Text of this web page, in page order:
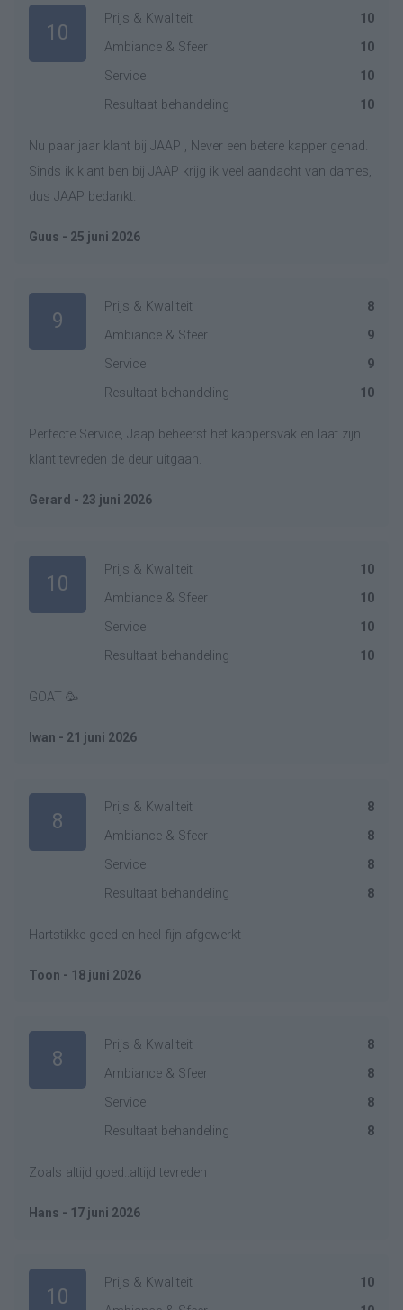
10
Prijs & Kwaliteit
10
Ambiance & Sfeer
10
Service
10
Resultaat behandeling
10
Nu paar jaar klant bij JAAP , Never een betere kapper gehad.
Sinds ik klant ben bij JAAP krijg ik veel aandacht van dames,
dus JAAP bedankt.
Guus - 25 juni 2026
9
Prijs & Kwaliteit
8
Ambiance & Sfeer
9
Service
9
Resultaat behandeling
10
Perfecte Service, Jaap beheerst het kappersvak en laat zijn
klant tevreden de deur uitgaan.
Gerard - 23 juni 2026
10
Prijs & Kwaliteit
10
Ambiance & Sfeer
10
Service
10
Resultaat behandeling
10
GOAT 🥳
Iwan - 21 juni 2026
8
Prijs & Kwaliteit
8
Ambiance & Sfeer
8
Service
8
Resultaat behandeling
8
Hartstikke goed en heel fijn afgewerkt
Toon - 18 juni 2026
8
Prijs & Kwaliteit
8
Ambiance & Sfeer
8
Service
8
Resultaat behandeling
8
Zoals altijd goed..altijd tevreden
Hans - 17 juni 2026
10
Prijs & Kwaliteit
10